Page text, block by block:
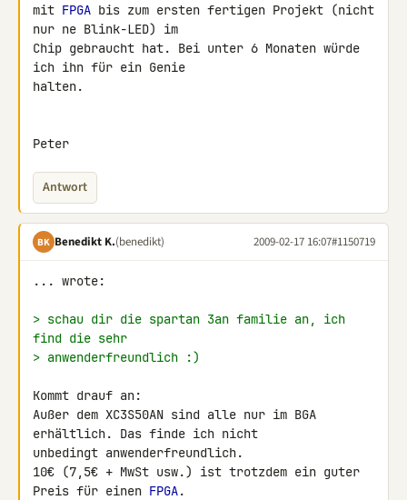
mit FPGA bis zum ersten fertigen Projekt (nicht
nur ne Blink-LED) im
Chip gebraucht hat. Bei unter 6 Monaten würde
ich ihn für ein Genie
halten.
Peter
Antwort
BK Benedikt K.(benedikt) 2009-02-17 16:07#1150719
... wrote:
> schau dir die spartan 3an familie an, ich
find die sehr
> anwenderfreundlich :)
Kommt drauf an:
Außer dem XC3S50AN sind alle nur im BGA
erhältlich. Das finde ich nicht
unbedingt anwenderfreundlich.
10€ (7,5€ + MwSt usw.) ist trotzdem ein guter
Preis für einen FPGA.